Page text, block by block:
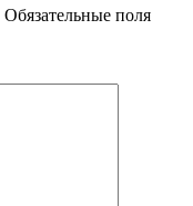
Обязательные поля